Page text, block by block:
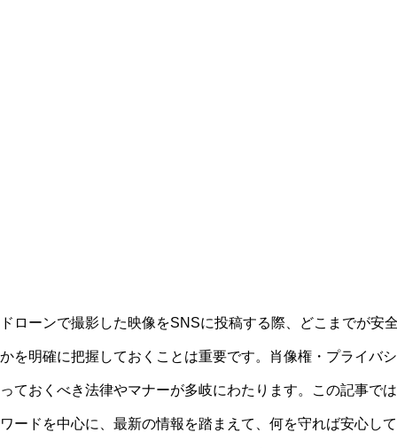
ドローンで撮影した映像をSNSに投稿する際、どこまでが安
かを明確に把握しておくことは重要です。肖像権・プライバ
っておくべき法律やマナーが多岐にわたります。この記事で
ワードを中心に、最新の情報を踏まえて、何を守れば安心し